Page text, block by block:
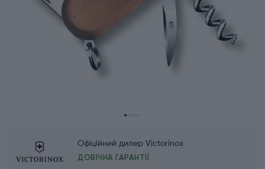
Офіційний дилер Victorinox
ДОВІЧНА ГАРАНТІЇ